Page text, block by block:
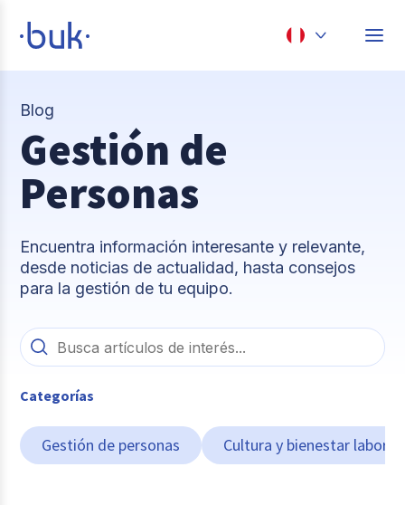
Perú
Blog
Gestión de
Personas
Encuentra información interesante y relevante,
desde noticias de actualidad, hasta consejos
para la gestión de tu equipo.
Categorías
Gestión de personas Cultura y bienestar laboral